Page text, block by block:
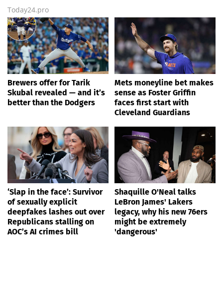
Today24.pro
Brewers offer for Tarik
Skubal revealed — and it’s
better than the Dodgers
Mets moneyline bet makes
sense as Foster Griffin
faces first start with
Cleveland Guardians
‘Slap in the face’: Survivor
of sexually explicit
deepfakes lashes out over
Republicans stalling on
AOC’s AI crimes bill
Shaquille O'Neal talks
LeBron James' Lakers
legacy, why his new 76ers
might be extremely
'dangerous'